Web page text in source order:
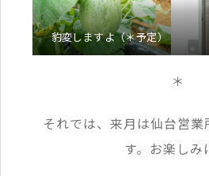
豹変しますよ（＊予定）
＊
それでは、来月は仙台営
す。お楽しみ